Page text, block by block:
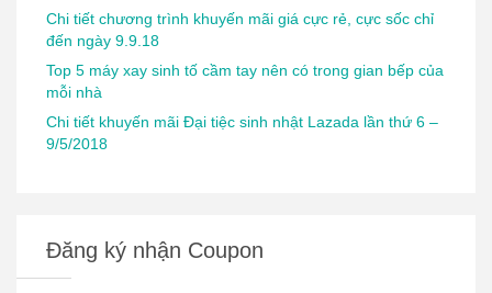
Chi tiết chương trình khuyến mãi giá cực rẻ, cực sốc chỉ
đến ngày 9.9.18
Top 5 máy xay sinh tố cầm tay nên có trong gian bếp của
mỗi nhà
Chi tiết khuyến mãi Đại tiệc sinh nhật Lazada lần thứ 6 –
9/5/2018
Đăng ký nhận Coupon